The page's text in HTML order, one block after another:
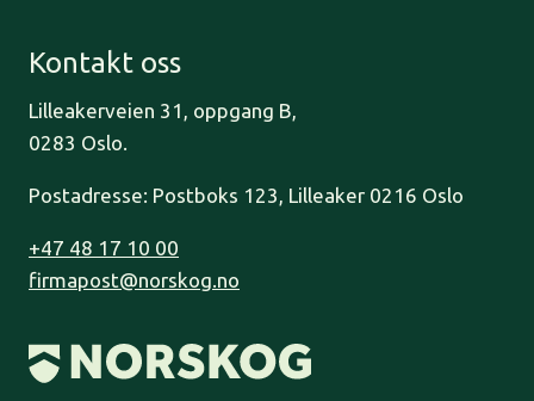
Kontakt oss
Lilleakerveien 31, oppgang B,
0283 Oslo.
Postadresse: Postboks 123, Lilleaker 0216 Oslo
+47 48 17 10 00
firmapost@norskog.no